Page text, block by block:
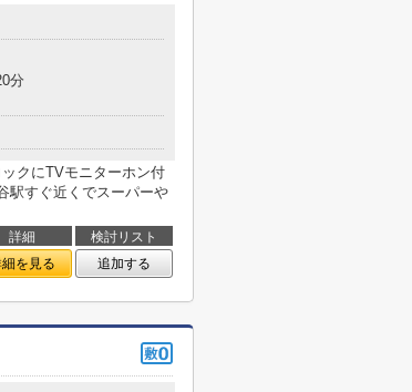
分
クにTVモニターホン付
駅すぐ近くでスーパーや
詳細
検討リスト
を見る 追加する